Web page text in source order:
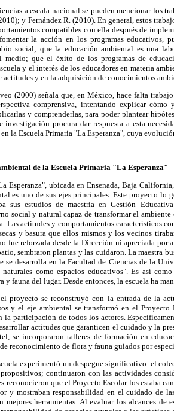
a escala nacional se pueden mencionar los
y Fernández R. (2010). En general, estos
compatibles con ella después de
la acción en los programas educativos,
social; que la educación ambiental es una
medio; que el éxito de los programas de
y el interés de los educadores en materia
actitudes y en la adquisición de conocimientos
(2000) señala que, en México, hace falta
comprensiva, intentando explicar
y comprenderlas, para poder plantear
investigación procura dar respuesta a esta
la Escuela Primaria "La Esperanza", cuya
de la Escuela Primaria "La Esperanza"
Esperanza", ubicada en Ensenada, Baja
es uno de sus ejes principales. Este proyecto lo
sus estudios de maestría en Gestión
social y natural capaz de transformar el
Las actitudes y comportamientos característicos
y basura que ellos mismos y los vecinos
fue reforzada desde la Dirección ni apreciada por
sembraron plantas y las cuidaron. La maestra
se desarrolla en la Facultad de Ciencias de la
naturales como espacios educativos". Es así
y fauna del lugar. Desde entonces, la escuela ha
proyecto se reconstruyó con la entrada de la
y el eje ambiental se transformó en el
la participación de todos los actores.
actitudes que garanticen el cuidado y la
se incorporaron talleres de formación en
reconocimiento de flora y fauna guiados por
experimentó un despegue significativo: el
continuaron con las actividades
reconocieron que el Proyecto Escolar los estaba
y mostraban responsabilidad en el cuidado de
mejores herramientas. Al evaluar los alcances